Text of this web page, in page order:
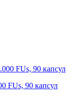
FUs, 90 капсул